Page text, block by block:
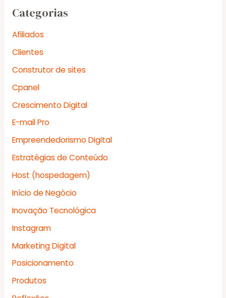
Categorias
Afiliados
Clientes
Construtor de sites
Cpanel
Crescimento Digital
E-mail Pro
Empreendedorismo Digital
Estratégias de Conteúdo
Host (hospedagem)
Início de Negócio
Inovação Tecnológica
Instagram
Marketing Digital
Posicionamento
Produtos